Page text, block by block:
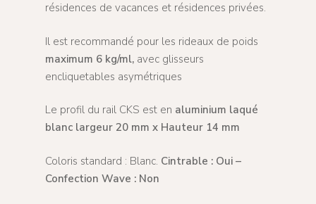
résidences de vacances et résidences privées.
Il est recommandé pour les rideaux de poids
maximum 6 kg/ml, avec glisseurs
encliquetables asymétriques
Le profil du rail CKS est en aluminium laqué
blanc largeur 20 mm x Hauteur 14 mm
Coloris standard : Blanc. Cintrable : Oui –
Confection Wave : Non